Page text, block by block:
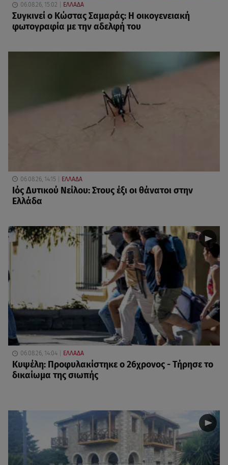
06.08.26, 15:02 ΕΛΛΑΔΑ
Συγκινεί ο Κώστας Σαμαράς: Η οικογενειακή
φωτογραφία με την αδελφή του
06.08.26, 14:15 ΕΛΛΑΔΑ
Ιός Δυτικού Νείλου: Στους έξι οι θάνατοι στην
Ελλάδα
06.08.26, 14:04 ΕΛΛΑΔΑ
Κυψέλη: Προφυλακίστηκε ο 26χρονος - Τήρησε το
δικαίωμα της σιωπής